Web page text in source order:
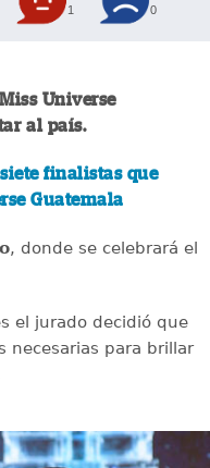
1 0
Universe
al país.
finalistas que
Guatemala
, donde se celebrará el
el jurado decidió que
necesarias para brillar